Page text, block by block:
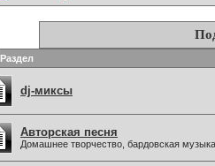
Раздел
dj-миксы
Авторская песня
Домашнее творчество, бардовская музыка,